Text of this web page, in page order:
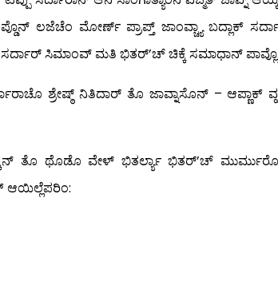
ಲಜೆಚೆಂ ಮೋರ್ಣ್ ಪ್ರಾಪ್ತ್ ಜಾಂವ್ಚ್ಯಾ ಬದ್ಲಾಕ್
ಸಿಮಾಂವ್ ಮತಿ ಭಿತರ್’ಚ್ ಚಿಕ್ಕೆ ಸಮಾಧಾನ್ ಪಾವ್ಲೊ.
ಶ್ರೇಷ್ಠ್ ನಿತಿದಾರ್ ತೊ ಜಾವ್ನಾಸೊನ್ – ಆಪ್ಣಾಕ್
ತೊ ಥೊಡೊ ವೇಳ್ ಭಿತರ್ಲ್ಯಾ ಭಿತರ್’ಚ್
ಆಯಿಲ್ಲೆಪರಿಂ: